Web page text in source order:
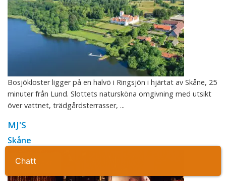
Ta kontakt
Bosjökloster ligger på en halvö i Ringsjön i hjärtat av Skåne, 25
minuter från Lund. Slottets natursköna omgivning med utsikt
över vattnet, trädgårdsterrasser, ...
MJ'S
Skåne